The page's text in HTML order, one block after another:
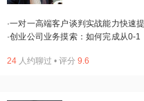
·一对一高端客户谈判实战能力快速
·创业公司业务摸索：如何完成从0-1
24 人约聊过 • 评分 9.6